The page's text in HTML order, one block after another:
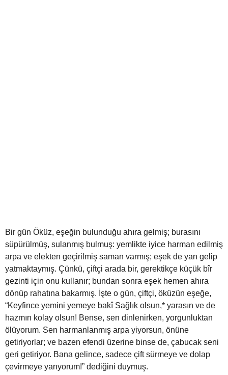
Bir gün Öküz, eşeğin bulunduğu ahıra gelmiş; burasını
süpürülmüş, sulanmış bulmuş: yemlikte iyice harman edilmiş
arpa ve elekten geçirilmiş saman varmış; eşek de yan gelip
yatmaktaymış. Çünkü, çiftçi arada bir, gerektikçe küçük bîr
gezinti için onu kullanır; bundan sonra eşek hemen ahıra
dönüp rahatına bakarmış. İşte o gün, çiftçi, öküzün eşeğe,
“Keyfince yemini yemeye bakî Sağlık olsun,* yarasın ve de
hazmın kolay olsun! Bense, sen dinlenirken, yorgunluktan
ölüyorum. Sen harmanlanmış arpa yiyorsun, önüne
getiriyorlar; ve bazen efendi üzerine binse de, çabucak seni
geri getiriyor. Bana gelince, sadece çift sürmeye ve dolap
çevirmeye yarıyorum!” dediğini duymuş.